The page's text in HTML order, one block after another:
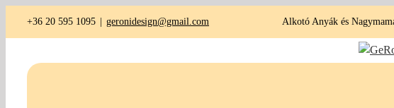
+36 20 595 1095 | geronidesign@gmail.com